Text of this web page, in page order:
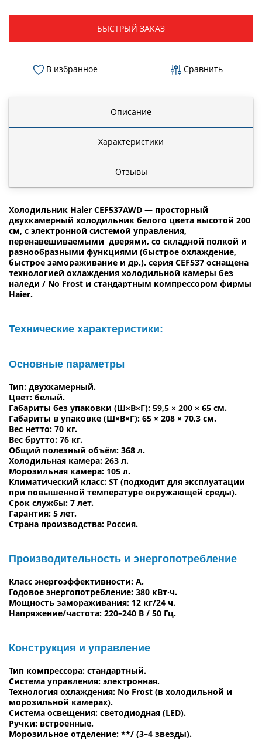
БЫСТРЫЙ ЗАКАЗ
В избранное Сравнить
Описание
Характеристики
Отзывы
Холодильник Haier CEF537AWD — просторный
двухкамерный холодильник белого цвета высотой 200
см, с электронной системой управления,
перенавешиваемыми дверями, со складной полкой и
разнообразными функциями (быстрое охлаждение,
быстрое замораживание и др.). серия CEF537 оснащена
технологией охлаждения холодильной камеры без
наледи / No Frost и стандартным компрессором фирмы
Haier.
Технические характеристики:
Основные параметры
Тип: двухкамерный.
Цвет: белый.
Габариты без упаковки (Ш×В×Г): 59,5 × 200 × 65 см.
Габариты в упаковке (Ш×В×Г): 65 × 208 × 70,3 см.
Вес нетто: 70 кг.
Вес брутто: 76 кг.
Общий полезный объём: 368 л.
Холодильная камера: 263 л.
Морозильная камера: 105 л.
Климатический класс: ST (подходит для эксплуатации
при повышенной температуре окружающей среды).
Срок службы: 7 лет.
Гарантия: 5 лет.
Страна производства: Россия.
Производительность и энергопотребление
Класс энергоэффективности: A.
Годовое энергопотребление: 380 кВт·ч.
Мощность замораживания: 12 кг/24 ч.
Напряжение/частота: 220–240 В / 50 Гц.
Конструкция и управление
Тип компрессора: стандартный.
Система управления: электронная.
Технология охлаждения: No Frost (в холодильной и
морозильной камерах).
Система освещения: светодиодная (LED).
Ручки: встроенные.
Морозильное отделение: **/ (3–4 звезды).